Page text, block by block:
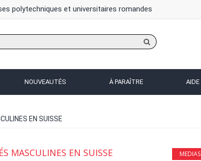
polytechniques et universitaires romandes
sur
site
NOUVEAUTÉS À PARAÎTRE AIDE
EN SUISSE
MASCULINES EN SUISSE MEDIAS